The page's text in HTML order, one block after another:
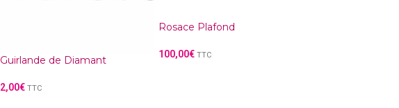
Guirlande de Diamant
2,00€ TTC
Rosace Plafond
100,00€ TTC